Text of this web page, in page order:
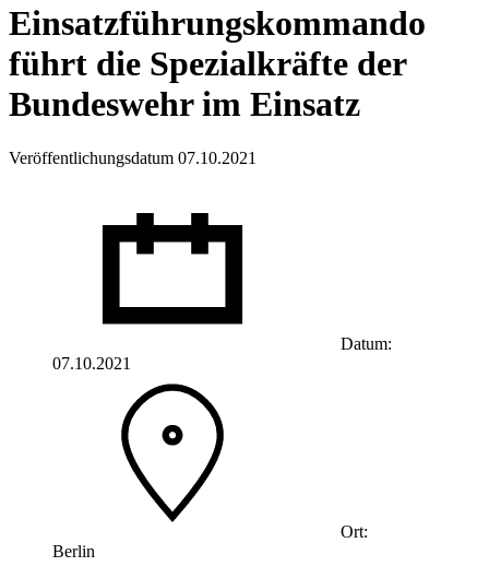
Einsatzführungskommando
führt die Spezialkräfte der
Bundeswehr im Einsatz
Veröffentlichungsdatum 07.10.2021
Datum:
07.10.2021
Ort:
Berlin